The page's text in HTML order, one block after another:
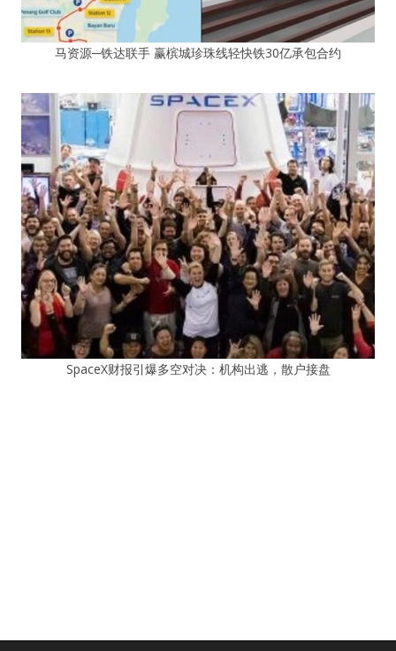
马资源─铁达联手 赢槟城珍珠线轻快铁30亿承包合约
SpaceX财报引爆多空对决：机构出逃，散户接盘